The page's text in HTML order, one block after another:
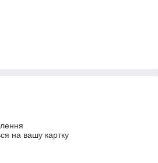
на вашу картку